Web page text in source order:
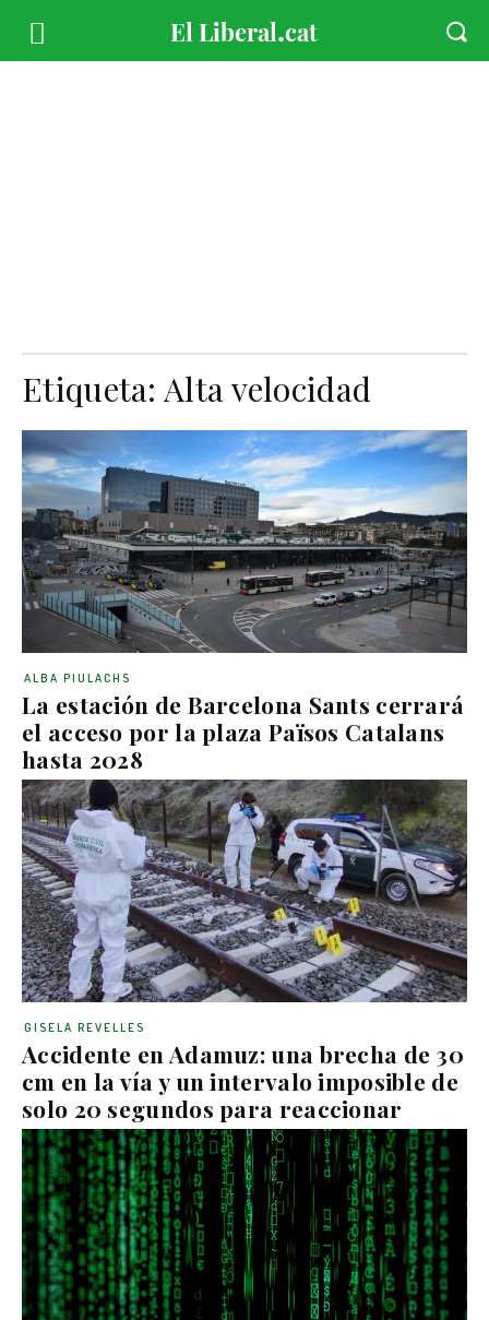
Etiqueta:Alta velocidad
La estación de Barcelona Sants cerrará
el acceso por la plaza Països Catalans
hasta 2028
ALBA PIULACHS
Accidente en Adamuz: una brecha de 30
cm en la vía y un intervalo imposible de
solo 20 segundos para reaccionar
GISELA REVELLES